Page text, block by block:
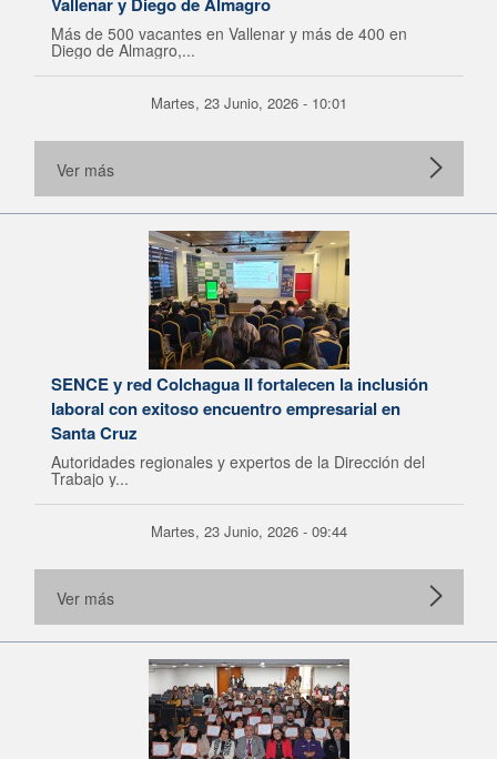
Más de 500 vacantes en Vallenar y más de 400 en
Diego de Almagro,...
Martes, 23 Junio, 2026 - 10:01
Ver más
SENCE y red Colchagua II fortalecen la inclusión
laboral con exitoso encuentro empresarial en
Santa Cruz
Autoridades regionales y expertos de la Dirección del
Trabajo y...
Martes, 23 Junio, 2026 - 09:44
Ver más